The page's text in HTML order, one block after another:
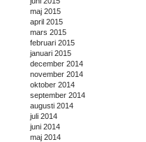
maj 2015
april 2015
mars 2015
februari 2015
januari 2015
december 2014
november 2014
oktober 2014
september 2014
augusti 2014
juli 2014
juni 2014
maj 2014